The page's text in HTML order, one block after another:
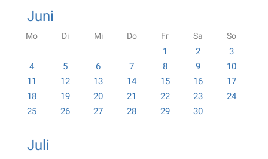
Juni
Mo Di Mi Do Fr Sa So
1 2
3
4
5 6 7 8 9
10
11
12 13 14 15 16
17
18
19 20 21 22 23
24
25
26 27 28 29 30
Juli